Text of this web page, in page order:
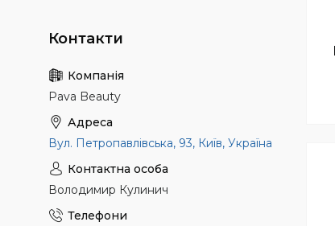
Pava Beauty
Вул. Петропавлівська, 93, Київ, Україна
Володимир Кулинич